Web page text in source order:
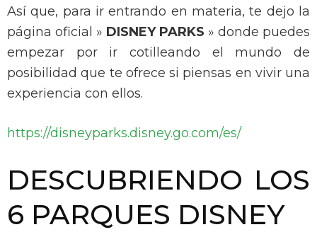
Así que, para ir entrando en materia, te dejo la
página oficial » DISNEY PARKS » donde puedes
empezar por ir cotilleando el mundo de
posibilidad que te ofrece si piensas en vivir una
experiencia con ellos.
https://disneyparks.disney.go.com/es/
DESCUBRIENDO LOS
6 PARQUES DISNEY